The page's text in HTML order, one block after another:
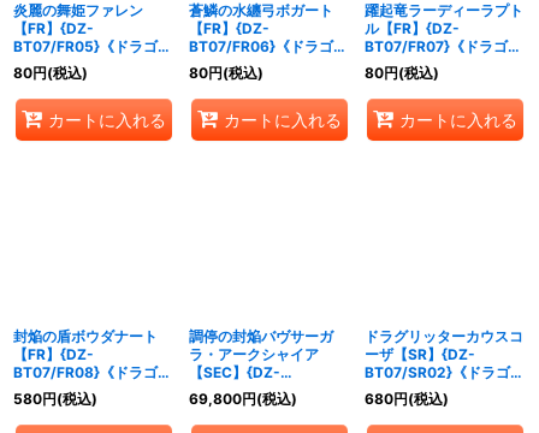
炎麗の舞姫ファレン
【FR】{DZ-
BT07/FR05}《ドラゴン
エンパイア》
80円(税込)
カートに入れる
蒼鱗の水纏弓ボガート
【FR】{DZ-
BT07/FR06}《ドラゴン
エンパイア》
80円(税込)
カートに入れる
躍起竜ラーディーラプト
ル【FR】{DZ-
BT07/FR07}《ドラゴン
エンパイア》
80円(税込)
カートに入れる
封焔の盾ボウダナート
【FR】{DZ-
BT07/FR08}《ドラゴン
エンパイア》
580円(税込)
調停の封焔バヴサーガ
ラ・アークシャイア
【SEC】{DZ-
BT07/SEC01}《ドラゴ
ンエンパイア》
69,800円(税込)
ドラグリッターカウスコ
ーザ【SR】{DZ-
BT07/SR02}《ドラゴン
エンパイア》
680円(税込)